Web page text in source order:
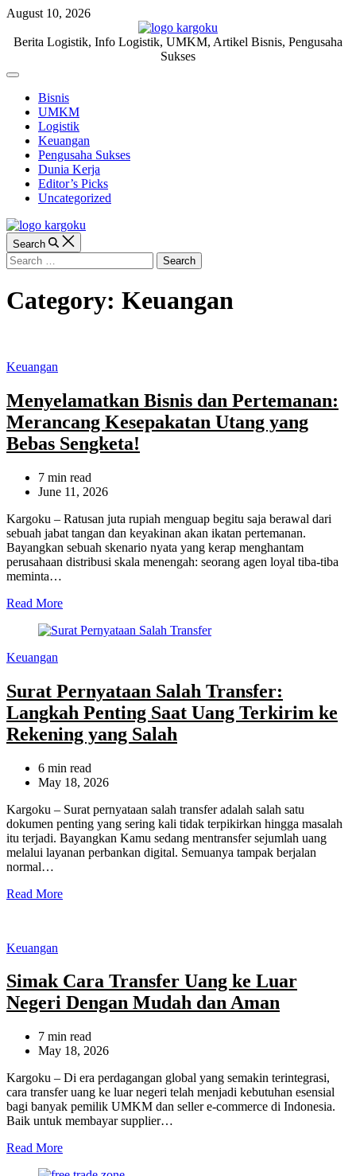
Skip
content
August 10, 2026
KARGOKU.ID
Berita Logistik, Info Logistik, UMKM, Artikel Bisnis, Pengusaha
Sukses
Off
CanvasBisnis
UMKM
Logistik
Keuangan
Pengusaha Sukses
Dunia Kerja
Editor’s Picks
Uncategorized
Search
Search
for:
Category: Keuangan
Categories
Keuangan
Menyelamatkan Bisnis dan Pertemanan:
Merancang Kesepakatan Utang yang
Bebas Sengketa!
Estimated
read
7 min read
June 11, 2026
Kargoku – Ratusan juta rupiah menguap begitu saja berawal dari
sebuah jabat tangan dan keyakinan akan ikatan pertemanan.
Bayangkan sebuah skenario nyata yang kerap menghantam
perusahaan distribusi skala menengah: seorang agen loyal tiba-tiba
meminta…
Read More
Categories
Keuangan
Surat Pernyataan Salah Transfer:
Langkah Penting Saat Uang Terkirim ke
Rekening yang Salah
Estimated
read
6 min read
May 18, 2026
Kargoku – Surat pernyataan salah transfer adalah salah satu
dokumen penting yang sering kali tidak terpikirkan hingga masalah
itu terjadi. Bayangkan Kamu sedang mentransfer sejumlah uang
melalui layanan perbankan digital. Semuanya tampak berjalan
normal…
Read More
Categories
Keuangan
Simak Cara Transfer Uang ke Luar
Negeri Dengan Mudah dan Aman
Estimated
read
7 min read
May 18, 2026
Kargoku – Di era perdagangan global yang semakin terintegrasi,
cara transfer uang ke luar negeri telah menjadi kebutuhan esensial
bagi banyak pemilik UMKM dan seller e-commerce di Indonesia.
Baik untuk membayar supplier…
Read More